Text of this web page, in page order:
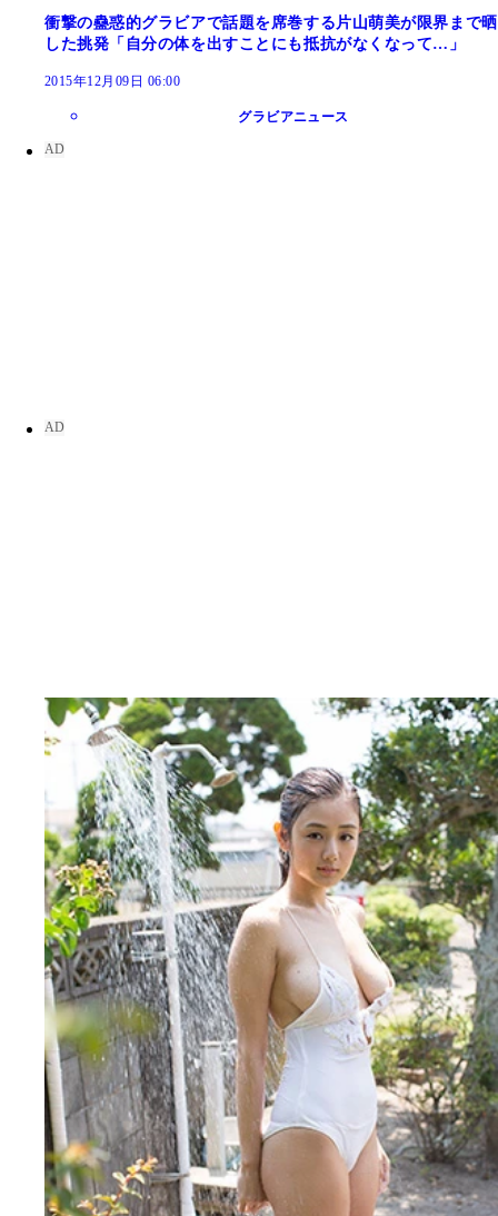
衝撃の蠱惑的グラビアで話題を席巻する片山萌美が限界まで晒
した挑発「自分の体を出すことにも抵抗がなくなって…」
2015年12月09日 06:00
グラビアニュース